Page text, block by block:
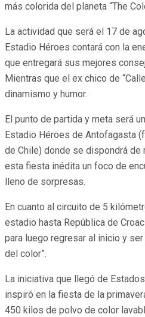
más colorida del planeta “The
La actividad que será el 17 de
Estadio Héroes contará con la
que entregará sus mejores
Mientras que el ex chico de
dinamismo y humor.
El punto de partida y meta será
Estadio Héroes de Antofagasta
de Chile) donde se dispondrá de
esta fiesta inédita un foco de
lleno de sorpresas.
En cuanto al circuito de 5
estadio hasta República de
para luego regresar al inicio y
del color”.
La iniciativa que llegó de
inspiró en la fiesta de la
450 kilos de polvo de color